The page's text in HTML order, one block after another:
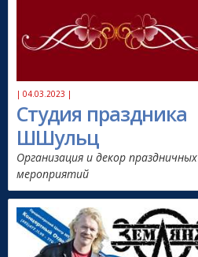
| 04.03.2023 |
Студия праздника
ШШульц
Организация и декор праздничных
мероприятий